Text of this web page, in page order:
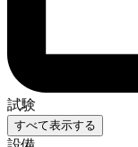
試験
すべて表示する